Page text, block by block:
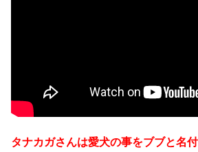
タナカガさんは愛犬の事をブブと名